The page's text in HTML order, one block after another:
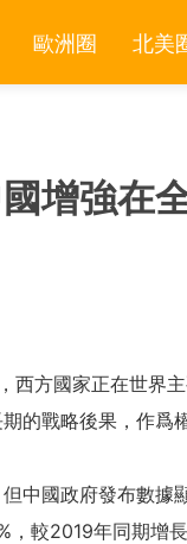
歐洲圈 北美
增強在
西方國家正在世界
的戰略後果，作爲
中國政府發布數據
較2019年同期增